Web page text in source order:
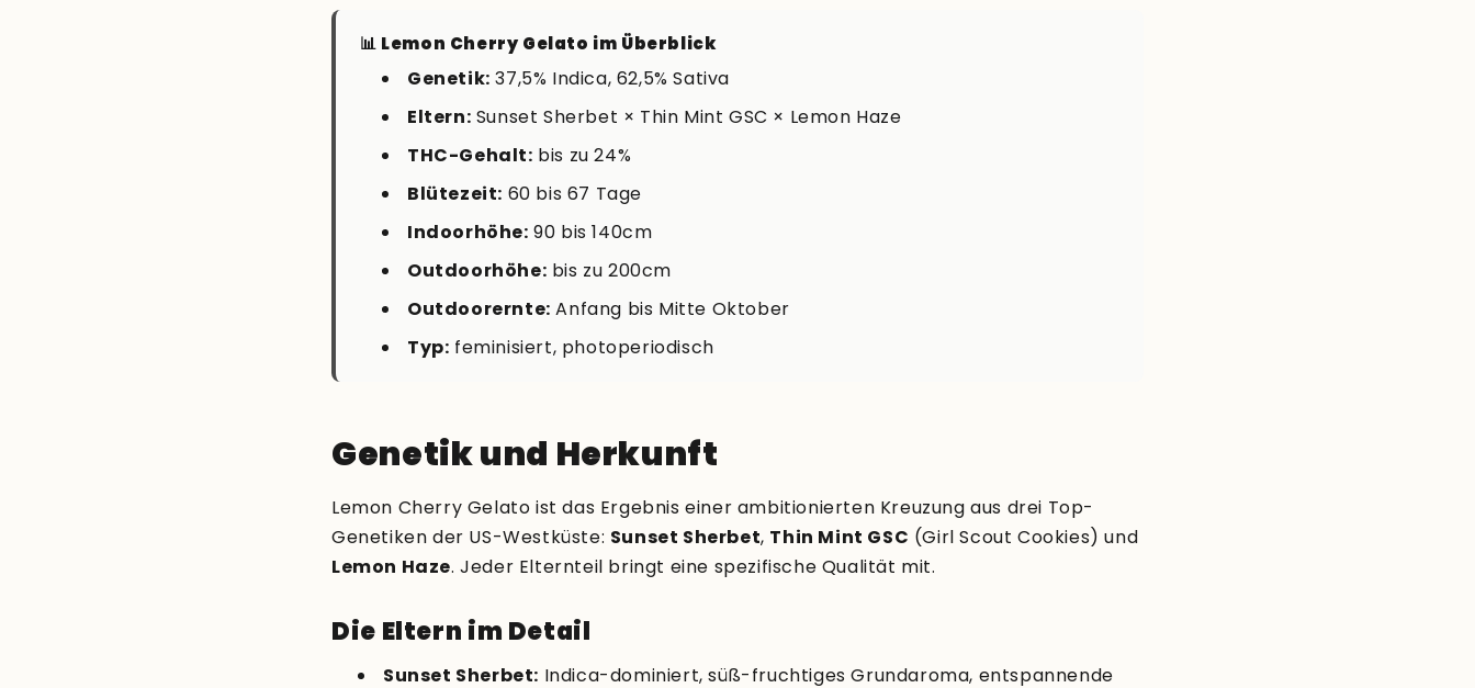
📊 Lemon Cherry Gelato im Überblick
Genetik: 37,5% Indica, 62,5% Sativa
Eltern: Sunset Sherbet × Thin Mint GSC × Lemon Haze
THC-Gehalt: bis zu 24%
Blütezeit: 60 bis 67 Tage
Indoorhöhe: 90 bis 140cm
Outdoorhöhe: bis zu 200cm
Outdoorernte: Anfang bis Mitte Oktober
Typ: feminisiert, photoperiodisch
Genetik und Herkunft
Lemon Cherry Gelato ist das Ergebnis einer ambitionierten Kreuzung aus drei Top-
Genetiken der US-Westküste: Sunset Sherbet, Thin Mint GSC (Girl Scout Cookies) und
Lemon Haze. Jeder Elternteil bringt eine spezifische Qualität mit.
Die Eltern im Detail
Sunset Sherbet: Indica-dominiert, süß-fruchtiges Grundaroma, entspannende